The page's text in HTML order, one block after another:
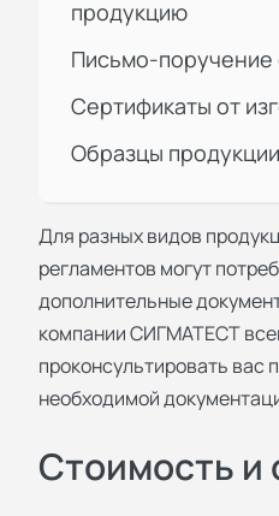
продукцию
Письмо-поручение
Сертификаты от
Образцы
Для разных видов
регламентов могут
дополнительные
компанииСИГМАТЕСТ
проконсультировать вас
необходимой
Стоимость и